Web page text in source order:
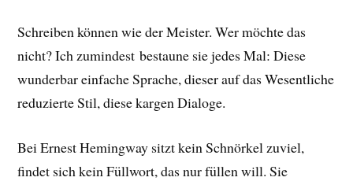
Schreiben können wie der Meister. Wer möchte das
nicht? Ich zumindest bestaune sie jedes Mal: Diese
wunderbar einfache Sprache, dieser auf das Wesentliche
reduzierte Stil, diese kargen Dialoge.
Bei Ernest Hemingway sitzt kein Schnörkel zuviel,
findet sich kein Füllwort, das nur füllen will. Sie